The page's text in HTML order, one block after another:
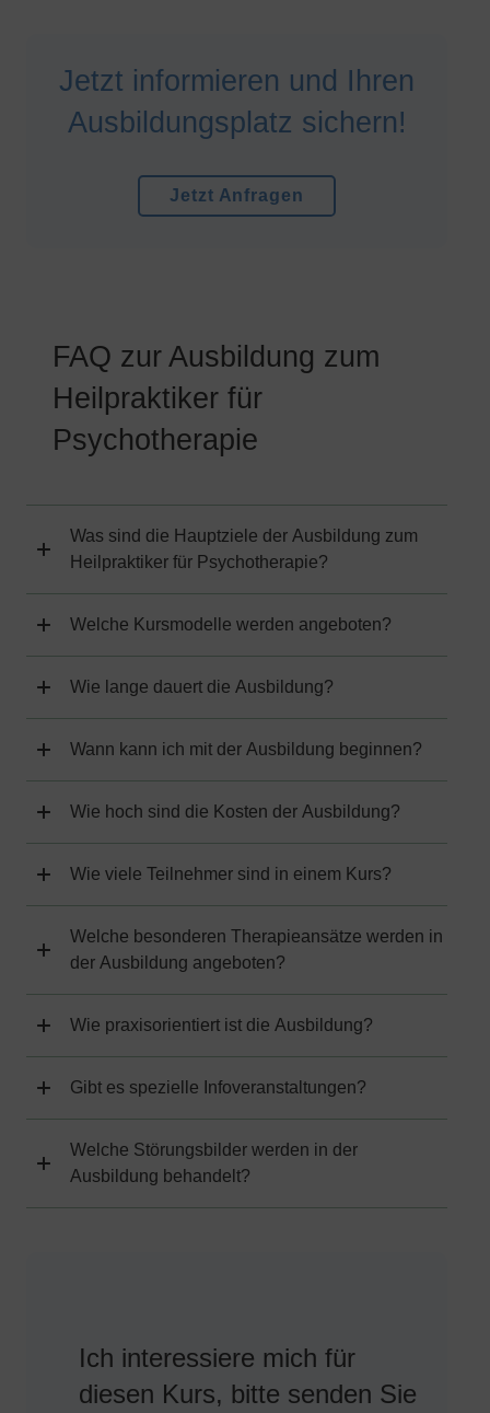
Jetzt informieren und Ihren
Ausbildungsplatz sichern!
Jetzt Anfragen
FAQ zur Ausbildung zum
Heilpraktiker für
Psychotherapie
Was sind die Hauptziele der Ausbildung zum
Heilpraktiker für Psychotherapie?
Welche Kursmodelle werden angeboten?
Wie lange dauert die Ausbildung?
Wann kann ich mit der Ausbildung beginnen?
Wie hoch sind die Kosten der Ausbildung?
Wie viele Teilnehmer sind in einem Kurs?
Welche besonderen Therapieansätze werden in
der Ausbildung angeboten?
Wie praxisorientiert ist die Ausbildung?
Gibt es spezielle Infoveranstaltungen?
Welche Störungsbilder werden in der
Ausbildung behandelt?
Ich interessiere mich für
diesen Kurs, bitte senden Sie